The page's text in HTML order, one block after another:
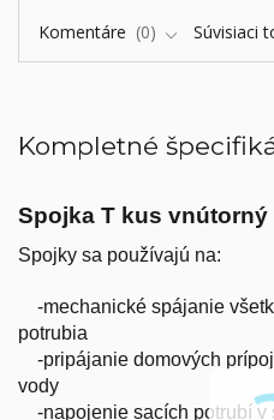
Komentáre
0 Súvisiaci
Kompletné
Spojka T kus vnútorný
Spojky sa používajú na:
-mechanické spájanie
potrubia
-pripájanie domových
vody
-napojenie sacích potrubí v